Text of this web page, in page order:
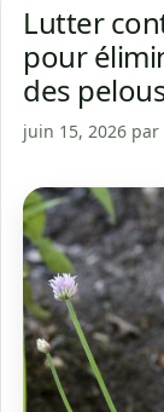
Lutter
pour
des
juin 15, 2026 par